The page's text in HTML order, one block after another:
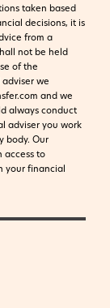
taken based
decisions, it is
from a
not be held
of the
we
and we
always conduct
adviser you work
body. Our
access to
your financial